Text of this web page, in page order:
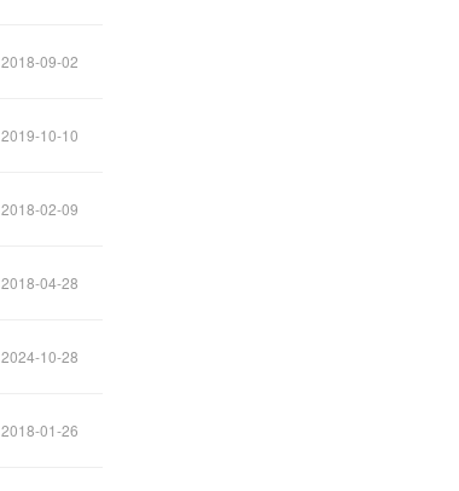
2018-09-02
2019-10-10
2018-02-09
2018-04-28
2024-10-28
2018-01-26